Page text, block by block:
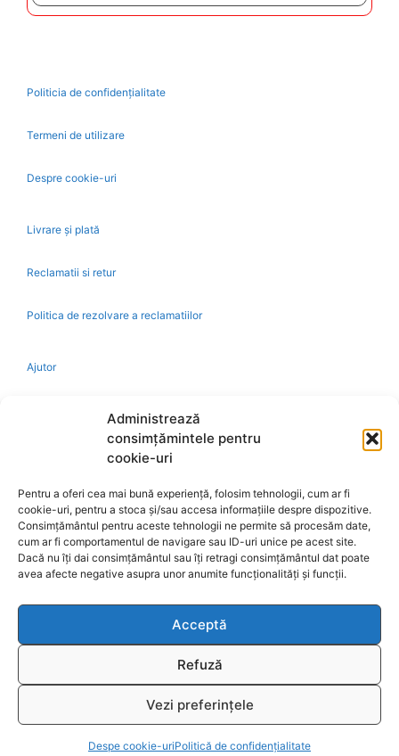
Administrează
consimțămintele pentru
cookie-uri
Pentru a oferi cea mai bună experiență, folosim tehnologii, cum ar fi
cookie-uri, pentru a stoca și/sau accesa informațiile despre dispozitive.
Consimțământul pentru aceste tehnologii ne permite să procesăm date,
cum ar fi comportamentul de navigare sau ID-uri unice pe acest site.
Dacă nu îți dai consimțământul sau îți retragi consimțământul dat poate
avea afecte negative asupra unor anumite funcționalități și funcții.
Acceptă
Refuză
Vezi preferințele
Despe cookie-uriPolitică de confidențialitate
5
Politicia de confidențialitate
Termeni de utilizare
Despre cookie-uri
Livrare și plată
Reclamatii si retur
Politica de rezolvare a reclamatiilor
Ajutor
Retragere din contract
A.N.P.C.
© 2026www.fengshui-market.ro- remedii, cadouri și
produse Feng Shui